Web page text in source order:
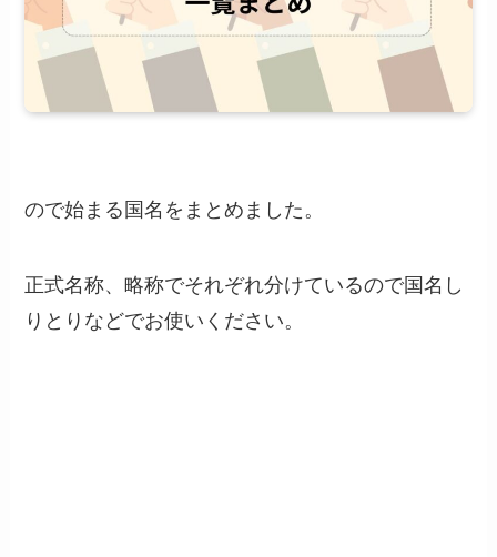
ので始まる国名をまとめました。
正式名称、略称でそれぞれ分けているので国名し
りとりなどでお使いください。